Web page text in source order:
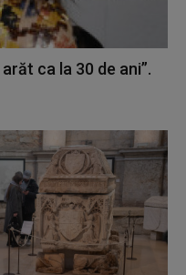
ca la 30 de ani”.